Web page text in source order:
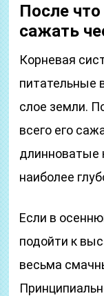
После
сажать
Корневая
питательные
слое земли.
всего его
длинноватые
наиболее
Если в
подойти к
весьма